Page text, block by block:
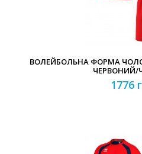
ВОЛЕЙБОЛЬНА ФОРМА
ЧЕРВОНИЙ/
1776